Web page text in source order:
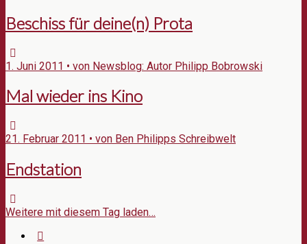
Beschiss für deine(n) Prota
1. Juni 2011 • von Newsblog: Autor Philipp Bobrowski
Mal wieder ins Kino
21. Februar 2011 • von Ben Philipps Schreibwelt
Endstation
Weitere mit diesem Tag laden…